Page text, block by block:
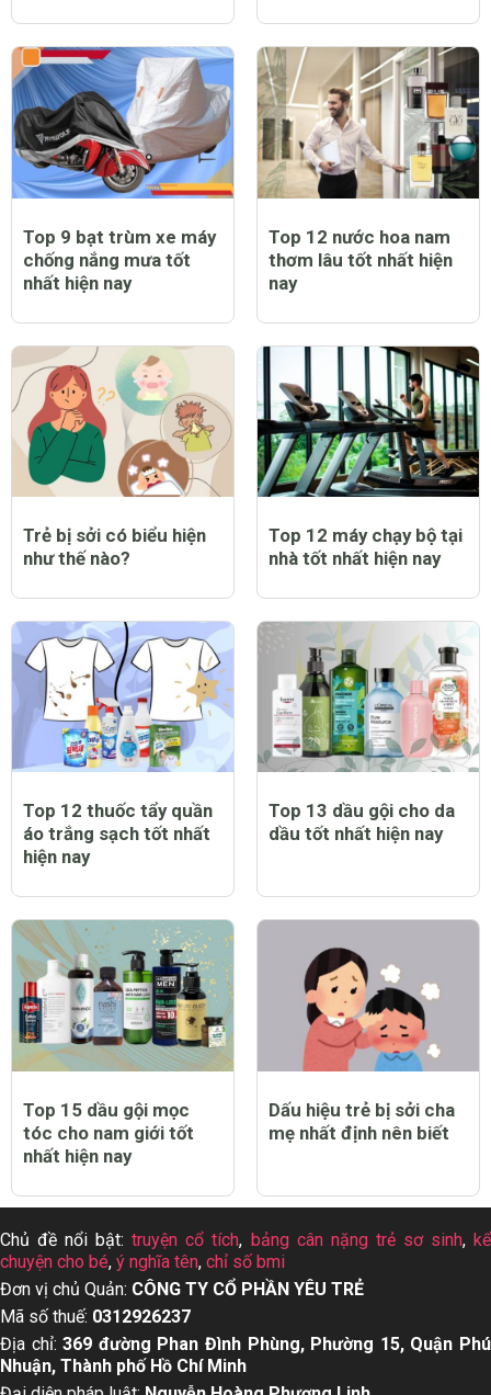
Top 9 bạt trùm xe máy
chống nắng mưa tốt
nhất hiện nay
Top 12 nước hoa nam
thơm lâu tốt nhất hiện
nay
Trẻ bị sởi có biểu hiện
như thế nào?
Top 12 máy chạy bộ tại
nhà tốt nhất hiện nay
Top 12 thuốc tẩy quần
áo trắng sạch tốt nhất
hiện nay
Top 13 dầu gội cho da
dầu tốt nhất hiện nay
Top 15 dầu gội mọc
tóc cho nam giới tốt
nhất hiện nay
Dấu hiệu trẻ bị sởi cha
mẹ nhất định nên biết
Chủ đề nổi bật:truyện cổ tích, bảng cân nặng trẻ sơ sinh,kể
chuyện cho bé, ý nghĩa tên, chỉ số bmi
Đơn vị chủ Quản: CÔNG TY CỔ PHẦN YÊU TRẺ
Mã số thuế: 0312926237
Địa chỉ:369 đường Phan Đình Phùng, Phường 15, Quận Phú
Nhuận, Thành phố Hồ Chí Minh